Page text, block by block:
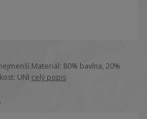
80% bavlna, 20%
UNI celý popis